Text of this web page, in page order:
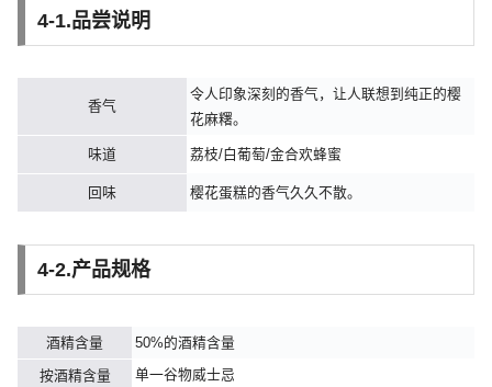
4-1.品尝说明
香气
令人印象深刻的香气，让人联想到纯正的樱
花麻糬。
味道 荔枝/白葡萄/金合欢蜂蜜
回味 樱花蛋糕的香气久久不散。
4-2.产品规格
酒精含量
50%的酒精含量
按酒精含量
单一谷物威士忌